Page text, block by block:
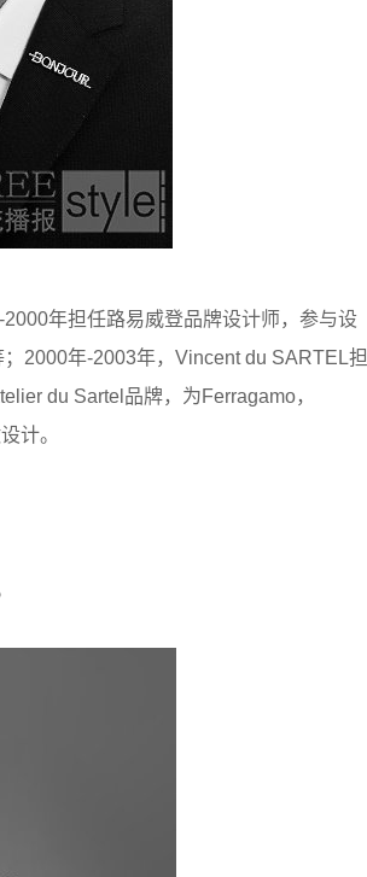
年担任路易威登品牌设计师，参与设
2000年-2003年，Vincent du SARTEL担
du Sartel品牌，为Ferragamo，
计。